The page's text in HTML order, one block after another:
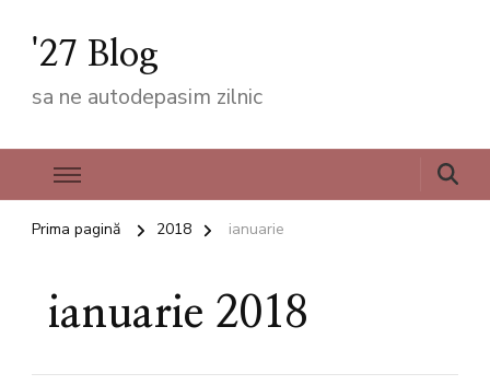
'27 Blog
sa ne autodepasim zilnic
Prima pagină 2018 ianuarie
ianuarie 2018